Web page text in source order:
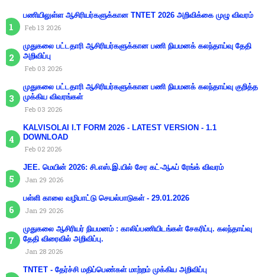
பணியிலுள்ள ஆசிரியர்களுக்கான TNTET 2026 அறிவிக்கை முழு விவரம்
Feb 13 2026
முதுகலை பட்டதாரி ஆசிரியர்களுக்கான பணி நியமனக் கலந்தாய்வு தேதி
அறிவிப்பு
Feb 03 2026
முதுகலை பட்டதாரி ஆசிரியர்களுக்கான பணி நியமனக் கலந்தாய்வு குறித்த
முக்கிய விவரங்கள்
Feb 03 2026
KALVISOLAI I.T FORM 2026 - LATEST VERSION - 1.1
DOWNLOAD
Feb 02 2026
JEE. மெயின் 2026: சி.எஸ்.இ.யில் சேர கட்-ஆஃப் ரேங்க் விவரம்
Jan 29 2026
பள்ளி காலை வழிபாட்டு செயல்பாடுகள் - 29.01.2026
Jan 29 2026
முதுகலை ஆசிரியர் நியமனம் : காலிப்பணியிடங்கள் சேகரிப்பு. கலந்தாய்வு
தேதி விரைவில் அறிவிப்பு.
Jan 28 2026
TNTET - தேர்ச்சி மதிப்பெண்கள் மாற்றம் முக்கிய அறிவிப்பு